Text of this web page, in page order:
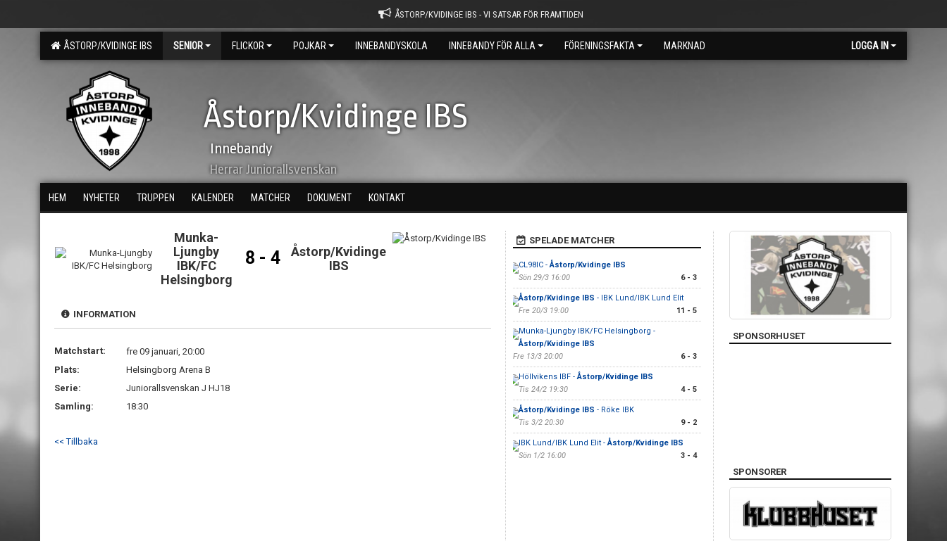
ÅSTORP/KVIDINGE IBS - VI SATSAR FÖR FRAMTIDEN
ÅSTORP/KVIDINGE IBS SENIOR FLICKOR POJKAR INNEBANDYSKOLA INNEBANDY FÖR ALLA FÖRENINGSFAKTA MARKNAD LOGGA IN
Åstorp/Kvidinge IBS
Innebandy
Herrar Juniorallsvenskan
HEM NYHETER TRUPPEN KALENDER MATCHER DOKUMENT KONTAKT
Munka-
Ljungby
IBK/FC
Helsingborg
8 - 4
Åstorp/Kvidinge
IBS
INFORMATION
Matchstart:
fre 09 januari, 20:00
Plats:
Helsingborg Arena B
Serie:
Juniorallsvenskan J HJ18
Samling:
18:30
<< Tillbaka
SPELADE MATCHER
CL98IC -Åstorp/Kvidinge IBS
Sön 29/3 16:00
6 - 3
Åstorp/Kvidinge IBS - IBK Lund/IBK Lund Elit
Fre 20/3 19:00
11 - 5
Munka-Ljungby IBK/FC Helsingborg -
Åstorp/Kvidinge IBS
Fre 13/3 20:00
6 - 3
Höllvikens IBF -Åstorp/Kvidinge IBS
Tis 24/2 19:30
4 - 5
Åstorp/Kvidinge IBS - Röke IBK
Tis 3/2 20:30
9 - 2
IBK Lund/IBK Lund Elit -Åstorp/Kvidinge IBS
Sön 1/2 16:00
3 - 4
SPONSORHUSET
SPONSORER